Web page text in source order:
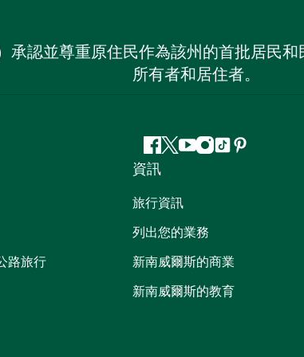
認並尊重原住民作為該州的首批居民
所有者和居住者。
Facebook
嘰
喳
喳
Youtube
Instagram
抖 Pinterest
路旅行
資訊
旅行資訊
列出您的業務
新南威爾斯的商業
新南威爾斯的教育